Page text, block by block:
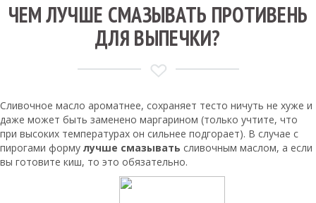
ЧЕМ ЛУЧШЕ СМАЗЫВАТЬ ПРОТИВЕНЬ
ДЛЯ ВЫПЕЧКИ?
Сливочное масло ароматнее, сохраняет тесто ничуть не хуже и
даже может быть заменено маргарином (только учтите, что
при высоких температурах он сильнее подгорает). В случае с
пирогами форму лучше смазывать сливочным маслом, а если
вы готовите киш, то это обязательно.